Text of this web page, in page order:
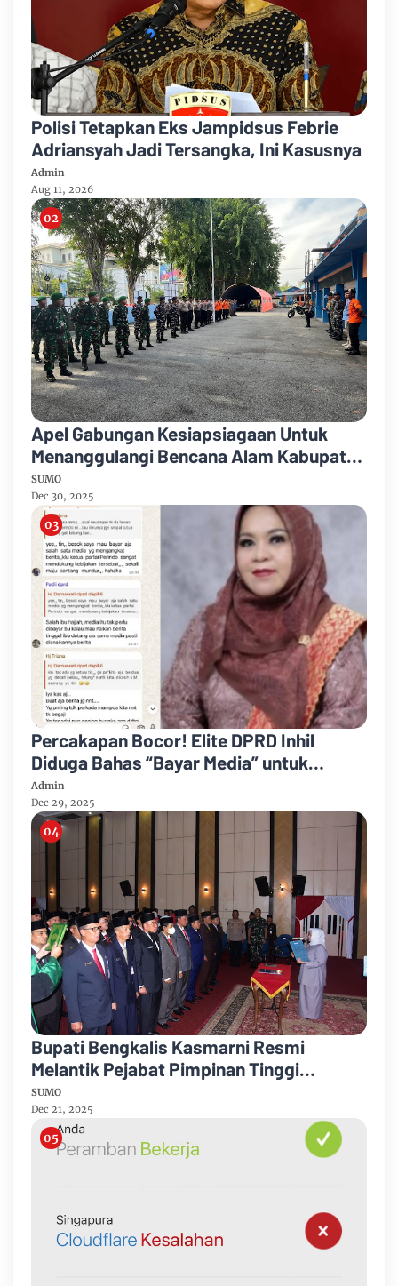
Polisi Tetapkan Eks Jampidsus Febrie
Adriansyah Jadi Tersangka, Ini Kasusnya
Admin
Aug 11, 2026
Apel Gabungan Kesiapsiagaan Untuk
Menanggulangi Bencana Alam Kabupaten
Bengkalis
SUMO
Dec 30, 2025
Percakapan Bocor! Elite DPRD Inhil
Diduga Bahas “Bayar Media” untuk
Dukung Kebijakan
Admin
Dec 29, 2025
Bupati Bengkalis Kasmarni Resmi
Melantik Pejabat Pimpinan Tinggi
Pratama
SUMO
Dec 21, 2025